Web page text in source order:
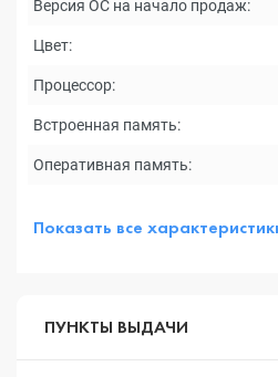
Версия ОС на начало продаж:
Цвет:
Процессор:
Встроенная память:
Оперативная память:
Показать все
ПУНКТЫ ВЫДАЧИ